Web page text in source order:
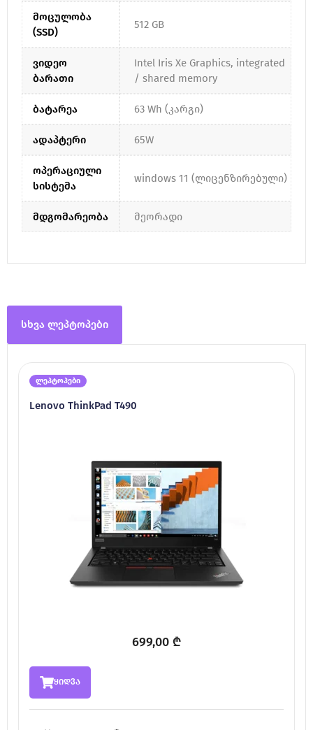
მოცულობა
(SSD)
512 GB
ვიდეო
ბარათი
Intel Iris Xe Graphics, integrated
/ shared memory
ბატარეა 63 Wh (კარგი)
ადაპტერი 65W
ოპერაციული
სისტემა
windows 11 (ლიცენზირებული)
მდგომარეობა მეორადი
სხვა ლეპტოპები
ლეპტოპები
Lenovo ThinkPad T490
699,00 ₾
ყიდვა